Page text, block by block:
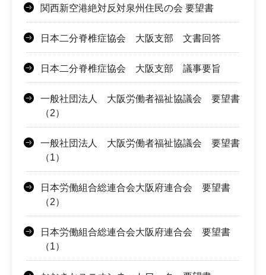
関西新空港絶対反対泉州住民の会 要望書
日本二分脊椎症協会 大阪支部 文書回答
日本二分脊椎症協会 大阪支部 議事要旨
一般社団法人 大阪労働者福祉協議会 要望書
（2）
一般社団法人 大阪労働者福祉協議会 要望書
（1）
日本労働組合総連合会大阪府連合会 要望書
（2）
日本労働組合総連合会大阪府連合会 要望書
（1）